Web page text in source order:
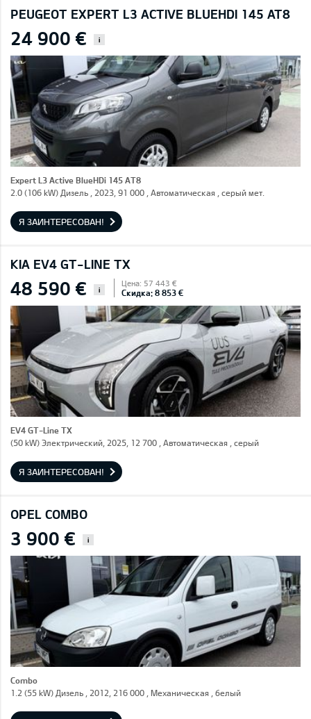
PEUGEOT EXPERT L3 ACTIVE BLUEHDI 145 AT8
24 900 € i
Expert L3 Active BlueHDi 145 AT8
2.0 (106 kW) Дизель , 2023, 91 000 , Автоматическая , серый мет.
Я ЗАИНТЕРЕСОВАН!
KIA EV4 GT-LINE TX
48 590 € i
Цена: 57 443 €
Скидка: 8 853 €
EV4 GT-Line TX
(50 kW) Электрический, 2025, 12 700 , Автоматическая , серый
Я ЗАИНТЕРЕСОВАН!
OPEL COMBO
3 900 € i
Combo
1.2 (55 kW) Дизель , 2012, 216 000 , Механическая , белый